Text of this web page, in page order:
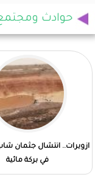
حوادث
ازويرات.. انتشال جثمان
في بركة مائية